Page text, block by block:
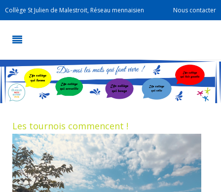
Collège St Julien de Malestroit, Réseau mennaisien Nous contacter
Les tournois commencent !